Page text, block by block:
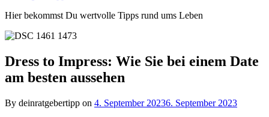
Hier bekommst Du wertvolle Tipps rund ums Leben
Dress to Impress: Wie Sie bei einem Date
am besten aussehen
By deinratgebertipp on 4. September 20236. September 2023